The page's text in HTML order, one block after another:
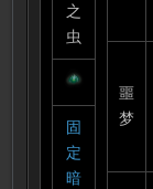
之
虫
固
定
暗
噩
梦